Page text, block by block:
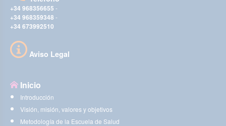
+34 968356655 -
+34 968359348 -
+34 673992510
Aviso Legal
Inicio
Introducción
Visión, misión, valores y objetivos
Metodología de la Escuela de Salud